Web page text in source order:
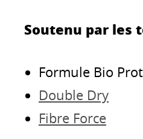
Soutenu par les
Formule Bio
Double Dry
Fibre Force